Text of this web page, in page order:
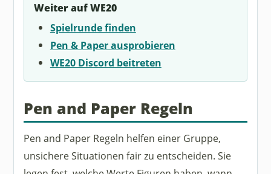
Weiter auf WE20
Spielrunde finden
Pen & Paper ausprobieren
WE20 Discord beitreten
Pen and Paper Regeln
Pen and Paper Regeln helfen einer Gruppe,
unsichere Situationen fair zu entscheiden. Sie